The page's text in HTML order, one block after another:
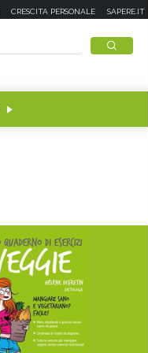
CRESCITA PERSONALE SAPERE.IT